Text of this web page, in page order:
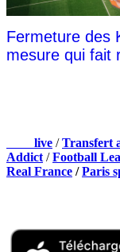
Fermeture des
mesure qui fait
live /Transfert
Addict /Football
Real France /Paris